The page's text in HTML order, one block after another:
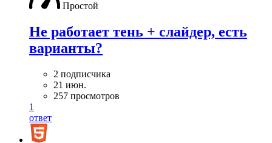
Простой
Не работает тень + слайдер, есть
варианты?
2 подписчика
21 июн.
257 просмотров
1
ответ